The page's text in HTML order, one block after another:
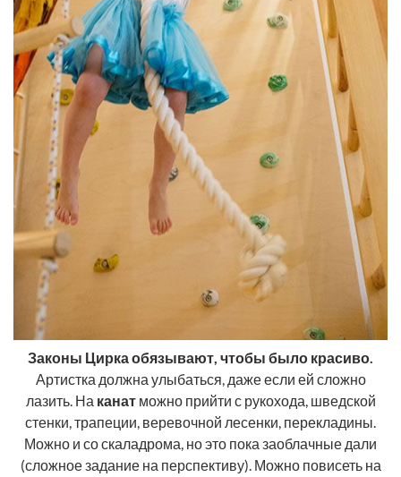
Законы Цирка обязывают, чтобы было красиво.
Артистка должна улыбаться, даже если ей сложно
лазить. На канатможно прийти с рукохода, шведской
стенки, трапеции, веревочной лесенки, перекладины.
Можно и со скаладрома, но это пока заоблачные дали
(сложное задание на перспективу). Можно повисеть на